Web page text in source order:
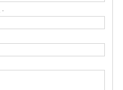
-